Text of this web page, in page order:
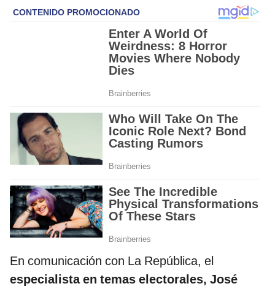
En comunicación con La República, el
especialista en temas electorales, José